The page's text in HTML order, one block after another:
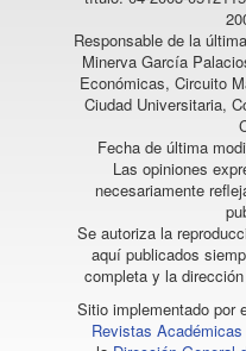
Responsable de la
Minerva García
Económicas, Circuito
Ciudad Universitaria,
Fecha de última
Las opiniones
necesariamente
Se autoriza la
aquí publicados
completa y la
Sitio implementado por
Revistas